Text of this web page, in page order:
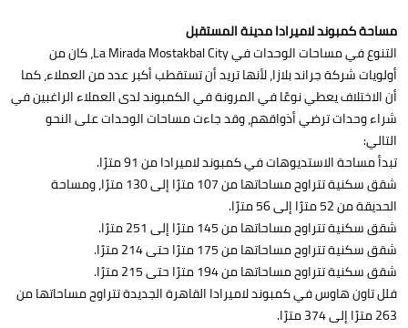
مساحة كمبوند لاميرادا مدينة المستقبل
التنوع في مساحات الوحدات في La Mirada Mostakbal City، كان من
أولويات شركة جراند بلازا، لأنها تريد أن تستقطب أكبر عدد من العملاء، كما
أن الاختلاف يعطي نوعًا في المرونة في الكمبوند لدى العملاء الراغبين في
شراء وحدات ترضي أذواقهم، وقد جاءت مساحات الوحدات على النحو
التالي:
تبدأ مساحة الاستديوهات في كمبوند لاميرادا من 91 مترًا.
شقق سكنية تتراوح مساحاتها من 107 مترًا إلى 130 مترًا، ومساحة
الحديقة من 52 مترًا إلى 56 مترًا.
شقق سكنية تتراوح مساحاتها من 145 مترًا إلى 251 مترًا.
شقق سكنية تتراوح مساحاتها من 175 مترًا حتى 214 مترًا.
شقق سكنية تتراوح مساحاتها من 194 مترًا حتى 215 مترًا.
فلل تاون هاوس في كمبوند لاميرادا القاهرة الجديدة تتراوح مساحاتها من
263 مترًا إلى 374 مترًا.